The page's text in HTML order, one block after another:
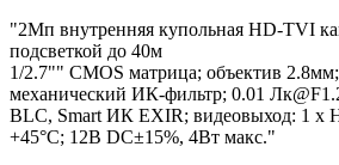
"2Мп внутренняя купольная HD-TVI
подсветкой до 40м
1/2.7"" CMOS матрица; объектив 2.8мм;
механический ИК-фильтр; 0.01
BLC, Smart ИК EXIR; видеовыход: 1 х
+45°С; 12В DC±15%, 4Вт макс."